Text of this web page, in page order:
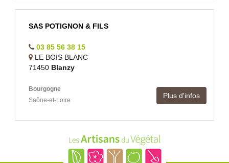
SAS POTIGNON & FILS
03 85 56 38 15
LE BOIS BLANC
71450 Blanzy
Bourgogne
Saône-et-Loire
Plus d'infos